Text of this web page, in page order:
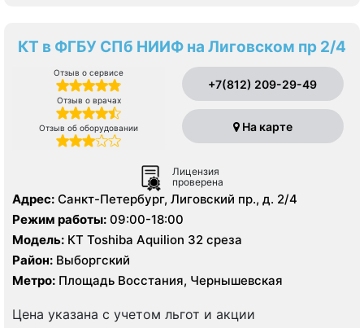
КТ в ФГБУ СПб НИИФ на Лиговском пр 2/4
Отзыв о сервисе
Отзыв о врачах
Отзыв об оборудовании
+7(812) 209-29-49
На карте
Лицензия
проверена
Адрес: Санкт-Петербург, Лиговский пр., д. 2/4
Режим работы: 09:00-18:00
Модель: КТ Toshiba Aquilion 32 среза
Район: Выборгский
Метро: Площадь Восстания, Чернышевская
Цена указана с учетом льгот и акции